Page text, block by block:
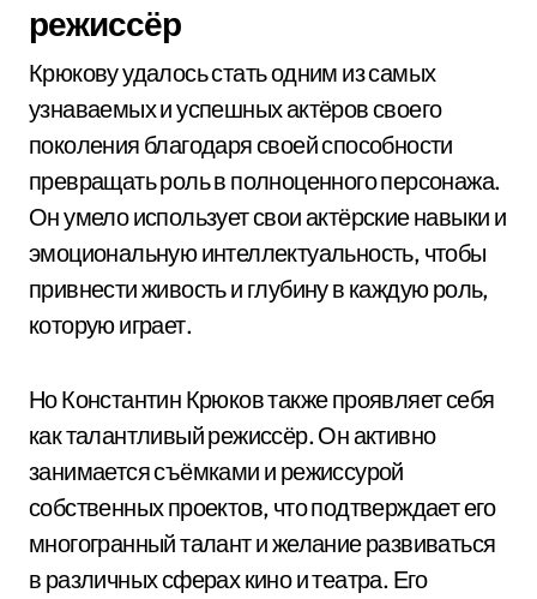
режиссёр
Крюкову удалось стать одним из самых
узнаваемых и успешных актёров своего
поколения благодаря своей способности
превращать роль в полноценного персонажа.
Он умело использует свои актёрские навыки и
эмоциональную интеллектуальность, чтобы
привнести живость и глубину в каждую роль,
которую играет.
Но Константин Крюков также проявляет себя
как талантливый режиссёр. Он активно
занимается съёмками и режиссурой
собственных проектов, что подтверждает его
многогранный талант и желание развиваться
в различных сферах кино и театра. Его